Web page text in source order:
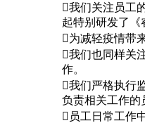
我们关注员工
起特别研发了《
为减轻疫情带
我们也同样关
作。
我们严格执行
负责相关工作的
员工日常工作